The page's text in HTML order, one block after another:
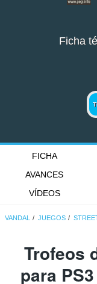
Ficha
FICHA
AVANCES
VÍDEOS
VANDAL JUEGOS
Trofeos
para